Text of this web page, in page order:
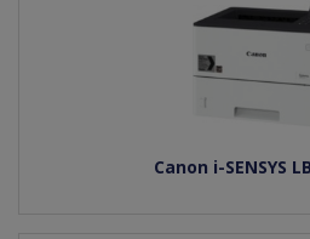
Canon i-SENSYS